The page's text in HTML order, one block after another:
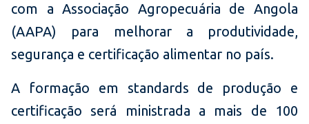
com a Associação Agropecuária de Angola
(AAPA) para melhorar a produtividade,
segurança e certificação alimentar no país.
A formação em standards de produção e
certificação será ministrada a mais de 100